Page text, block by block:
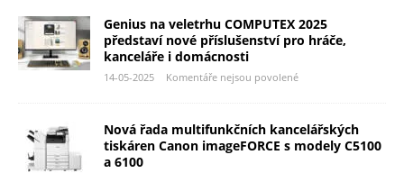
Genius na veletrhu COMPUTEX 2025
představí nové příslušenství pro hráče,
kanceláře i domácnosti
14-05-2025 Komentáře nejsou povolené
Nová řada multifunkčních kancelářských
tiskáren Canon imageFORCE s modely C5100
a 6100